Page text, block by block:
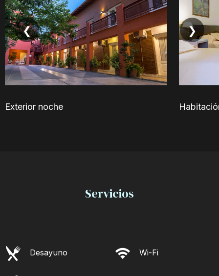
❮ ❯
Exterior noche
Servicios
Desayuno Wi-Fi